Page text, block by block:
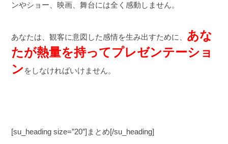
ンやショー、映画、舞台には全く感動しません。
あなたは、観客に意図した感情を生み出すために、 あな
たが熱量を持ってプレゼンテーショ
ン をしなければいけません。
[su_heading size=”20″]まとめ[/su_heading]